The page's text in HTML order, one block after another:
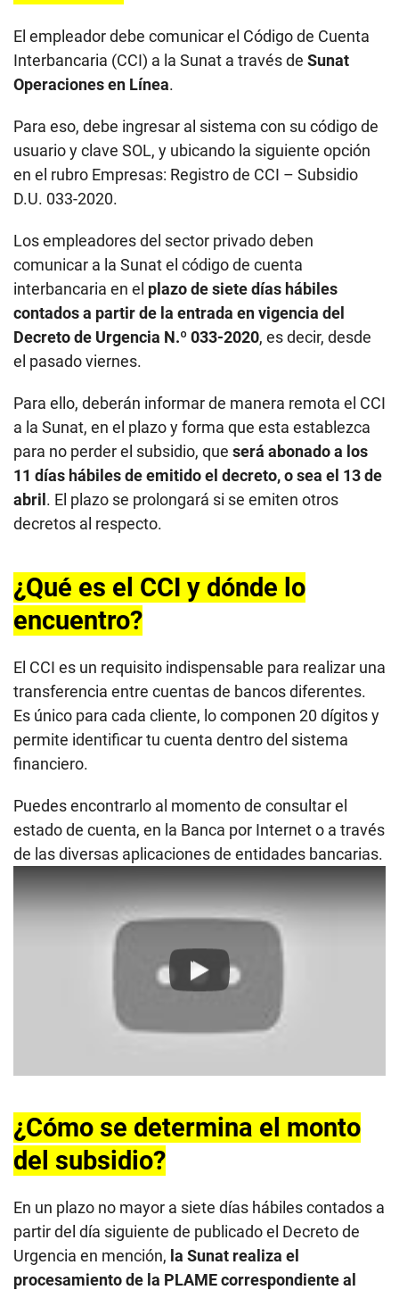
El empleador debe comunicar el Código de Cuenta
Interbancaria (CCI) a la Sunat a través de Sunat
Operaciones en Línea.
Para eso, debe ingresar al sistema con su código de
usuario y clave SOL, y ubicando la siguiente opción
en el rubro Empresas: Registro de CCI – Subsidio
D.U. 033-2020.
Los empleadores del sector privado deben
comunicar a la Sunat el código de cuenta
interbancaria en el plazo de siete días hábiles
contados a partir de la entrada en vigencia del
Decreto de Urgencia N.º 033-2020, es decir, desde
el pasado viernes.
Para ello, deberán informar de manera remota el CCI
a la Sunat, en el plazo y forma que esta establezca
para no perder el subsidio, que será abonado a los
11 días hábiles de emitido el decreto, o sea el 13 de
abril. El plazo se prolongará si se emiten otros
decretos al respecto.
¿Qué es el CCI y dónde lo
encuentro?
El CCI es un requisito indispensable para realizar una
transferencia entre cuentas de bancos diferentes.
Es único para cada cliente, lo componen 20 dígitos y
permite identificar tu cuenta dentro del sistema
financiero.
Puedes encontrarlo al momento de consultar el
estado de cuenta, en la Banca por Internet o a través
de las diversas aplicaciones de entidades bancarias.
Play
¿Cómo se determina el monto
del subsidio?
En un plazo no mayor a siete días hábiles contados a
partir del día siguiente de publicado el Decreto de
Urgencia en mención, la Sunat realiza el
procesamiento de la PLAME correspondiente al